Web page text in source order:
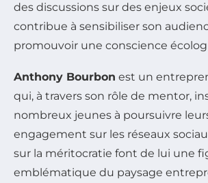
des discussions sur des enjeux
contribue à sensibiliser son
promouvoir une conscience
Anthony Bourbon est un
qui, à travers son rôle de mentor,
nombreux jeunes à poursuivre
engagement sur les réseaux
sur la méritocratie font de lui une
emblématique du paysage